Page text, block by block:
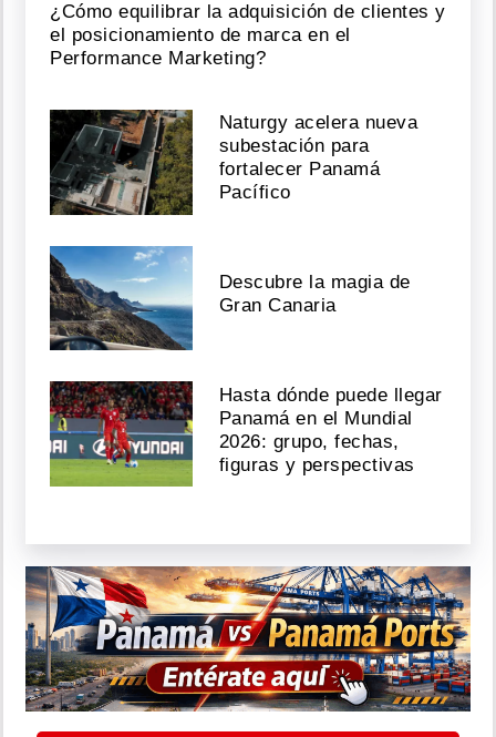
¿Cómo equilibrar la adquisición de clientes y
el posicionamiento de marca en el
Performance Marketing?
Naturgy acelera nueva
subestación para
fortalecer Panamá
Pacífico
Descubre la magia de
Gran Canaria
Hasta dónde puede llegar
Panamá en el Mundial
2026: grupo, fechas,
figuras y perspectivas